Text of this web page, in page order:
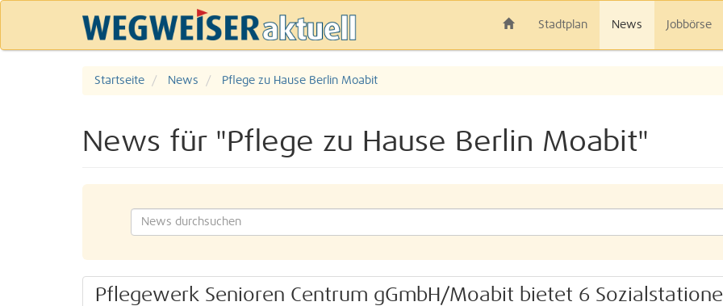
Stadtplan News Jobbörse
Startseite News Pflege zu Hause Berlin Moabit
News für "Pflege zu Hause Berlin Moabit"
Pflegewerk Senioren Centrum gGmbH/Moabit bietet 6